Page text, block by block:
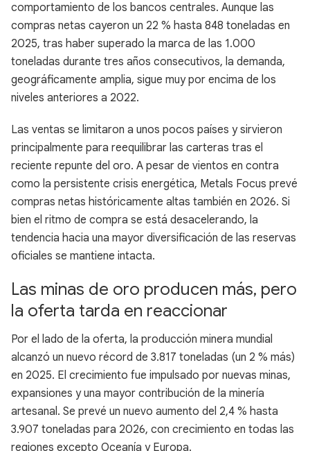
comportamiento de los bancos centrales. Aunque las
compras netas cayeron un 22 % hasta 848 toneladas en
2025, tras haber superado la marca de las 1.000
toneladas durante tres años consecutivos, la demanda,
geográficamente amplia, sigue muy por encima de los
niveles anteriores a 2022.
Las ventas se limitaron a unos pocos países y sirvieron
principalmente para reequilibrar las carteras tras el
reciente repunte del oro. A pesar de vientos en contra
como la persistente crisis energética, Metals Focus prevé
compras netas históricamente altas también en 2026. Si
bien el ritmo de compra se está desacelerando, la
tendencia hacia una mayor diversificación de las reservas
oficiales se mantiene intacta.
Las minas de oro producen más, pero
la oferta tarda en reaccionar
Por el lado de la oferta, la producción minera mundial
alcanzó un nuevo récord de 3.817 toneladas (un 2 % más)
en 2025. El crecimiento fue impulsado por nuevas minas,
expansiones y una mayor contribución de la minería
artesanal. Se prevé un nuevo aumento del 2,4 % hasta
3.907 toneladas para 2026, con crecimiento en todas las
regiones excepto Oceanía y Europa.